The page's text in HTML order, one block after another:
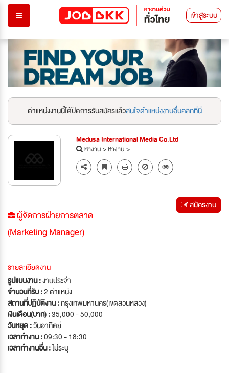
เข้าสู่ระบบ
ตำแหน่งงานนี้ได้ปิดการรับสมัครแล้วสนใจตำแหน่งงานอื่นคลิกที่นี่
Medusa International Media Co.Ltd
หางาน>หางาน>
ผู้จัดการฝ่ายการตลาด
(Marketing Manager)
สมัครงาน
รายละเอียดงาน
รูปแบบงาน :งานประจำ
จำนวนที่รับ :2 ตำแหน่ง
สถานที่ปฏิบัติงาน :กรุงเทพมหานคร(เขตสวนหลวง)
เงินเดือน(บาท) :35,000 - 50,000
วันหยุด :วันอาทิตย์
เวลาทำงาน :09:30 - 18:30
เวลาทำงานอื่น :ไม่ระบุ